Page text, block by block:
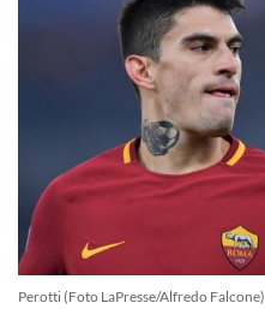
Perotti (Foto LaPresse/Alfredo Falcone)